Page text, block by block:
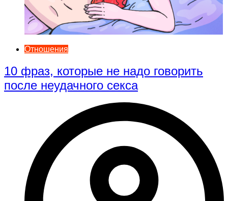
Отношения
10 фраз, которые не надо говорить
после неудачного секса